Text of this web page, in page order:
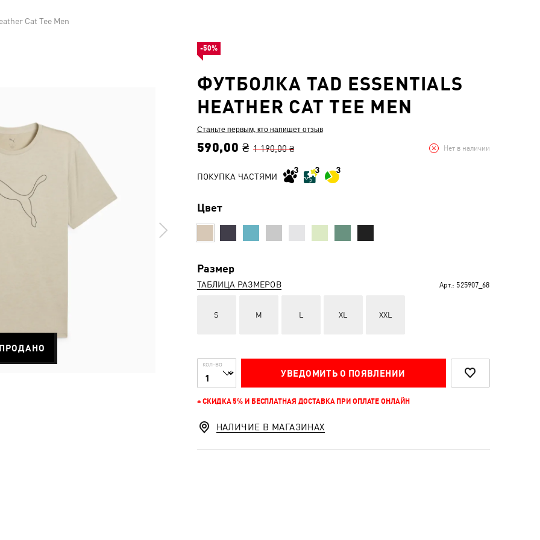
Cat Tee Men
ФУТБОЛКА TAD ESSENTIALS
HEATHER CAT TEE MEN
Станьте первым, кто напишет отзыв
590,00 ₴ 1 190,00 ₴ Нет в наличии
ПОКУПКА ЧАСТЯМИ
Цвет
Размер
ТАБЛИЦА РАЗМЕРОВ Арт.: 525907_68
S M L XL XXL
КОЛ-ВО
УВЕДОМИТЬ О ПОЯВЛЕНИИ
+ СКИДКА 5% И БЕСПЛАТНАЯ ДОСТАВКА ПРИ ОПЛАТЕ ОНЛАЙН
-50%
НАЛИЧИЕ В МАГАЗИНАХ